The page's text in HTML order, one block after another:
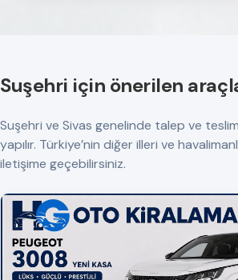
Suşehri için önerilen
Suşehri ve Sivas genelinde talep ve
yapılır. Türkiye’nin diğer illeri ve
iletişime geçebilirsiniz.